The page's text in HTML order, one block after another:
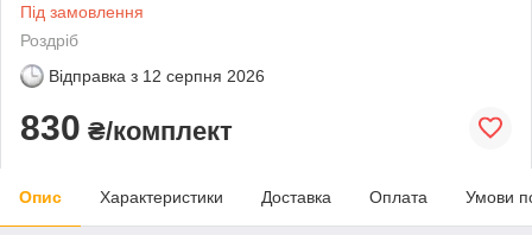
Під замовлення
Роздріб
Відправка з 12 серпня 2026
830 ₴/комплект
Опис Характеристики Доставка Оплата Умови